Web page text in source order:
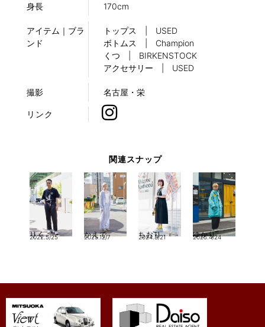
身長 170cm
アイテム｜ブラ
ンド
トップス | USED
ボトムス | Champion
くつ | BIRKENSTOCK
アクセサリー | USED
撮影 名古屋・栄
リンク
関連スナップ
りく
2022.5/25 かえで
2025.12/7 ちおり
2024.8/21 ゆかり
2025.4/24